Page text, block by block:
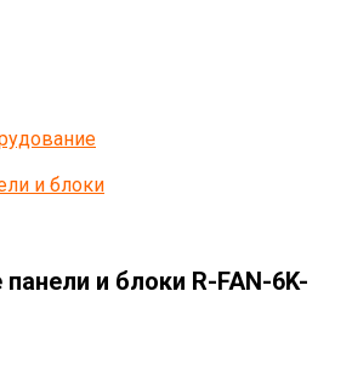
и блоки
и блоки R-FAN-6K-